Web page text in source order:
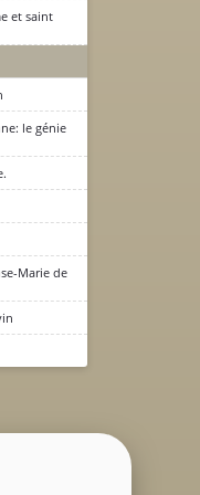
et saint
le génie
Marie de